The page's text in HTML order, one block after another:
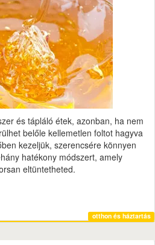
és tápláló étek, azonban, ha nem
belőle kellemetlen foltot hagyva
kezeljük, szerencsére könnyen
hatékony módszert, amely
eltüntetheted.
otthon és háztartás